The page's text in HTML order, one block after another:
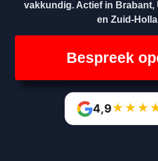
vakkundig. Actief in Brabant,
en Zuid-
Bespreek
4,9★ ★ ★